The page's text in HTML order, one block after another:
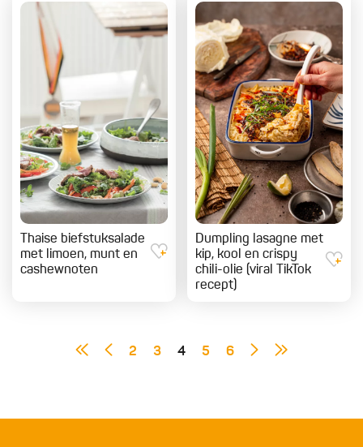
Thaise biefstuksalade
met limoen, munt en
cashewnoten
Dumpling lasagne met
kip, kool en crispy
chili-olie (viral TikTok
recept)
2 3 4 5 6